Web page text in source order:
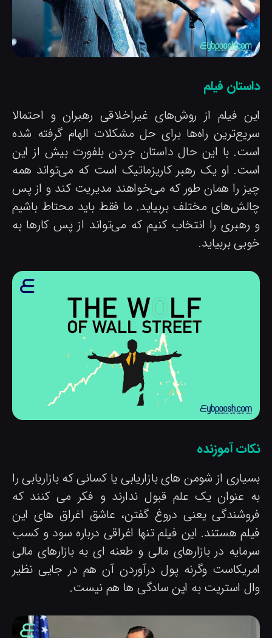
فیلم
فیلم از روش‌های غیراخلاقی رهبران و احتمالا
راه‌ها برای حل مشکلات الهام گرفته شده
با این حال داستان جردن بلفورت بیش از این
او یک رهبر کاریزماتیک است که می‌تواند همه
را همان طور که می‌خواهند مدیریت کند و از پس
مختلف بربیاید. ما فقط باید محتاط باشیم
رهبری را انتخاب کنیم که می‌تواند از پس کارها به
بربیاید.
آموزنده
از شومن های بازاریابی یا کسانی که بازاریابی را
عنوان یک علم قبول ندارند و فکر می کنند که
یعنی دروغ گفتن، عاشق اغراق های این
هستند. این فیلم تنها اغراقی درباره سود و کسب
در بازارهای مالی و طعنه ای به بازارهای مالی
وگرنه پول درآوردن آن هم در جایی نظیر
استریت به این سادگی ها هم نیست.